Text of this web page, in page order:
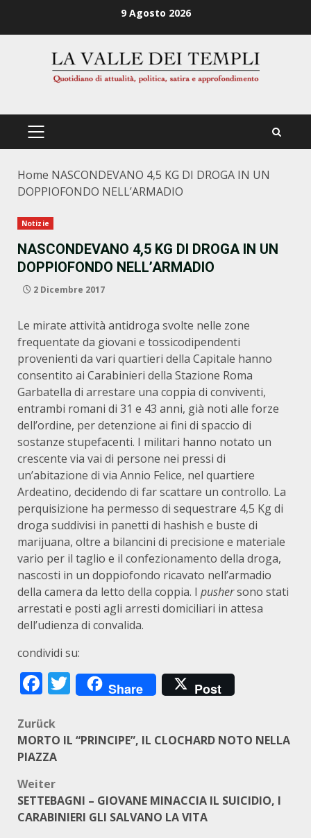
9 Agosto 2026
PRIMÄRES
Home NASCONDEVANO 4,5 KG DI DROGA IN UN
DOPPIOFONDO NELL’ARMADIO
Notizie
NASCONDEVANO 4,5 KG DI DROGA IN UN
DOPPIOFONDO NELL’ARMADIO
2 Dicembre 2017
Le mirate attività antidroga svolte nelle zone
frequentate da giovani e tossicodipendenti
provenienti da vari quartieri della Capitale hanno
consentito ai Carabinieri della Stazione Roma
Garbatella di arrestare una coppia di conviventi,
entrambi romani di 31 e 43 anni, già noti alle forze
dell’ordine, per detenzione ai fini di spaccio di
sostanze stupefacenti. I militari hanno notato un
crescente via vai di persone nei pressi di
un’abitazione di via Annio Felice, nel quartiere
Ardeatino, decidendo di far scattare un controllo. La
perquisizione ha permesso di sequestrare 4,5 Kg di
droga suddivisi in panetti di hashish e buste di
marijuana, oltre a bilancini di precisione e materiale
vario per il taglio e il confezionamento della droga,
nascosti in un doppiofondo ricavato nell’armadio
della camera da letto della coppia. I pushersono stati
arrestati e posti agli arresti domiciliari in attesa
dell’udienza di convalida.
condividi su:
Facebook
Twitter
Share Post
Beitragsnavigation
Zurück
MORTO IL “PRINCIPE”, IL CLOCHARD NOTO NELLA
PIAZZA
Weiter
SETTEBAGNI – GIOVANE MINACCIA IL SUICIDIO, I
CARABINIERI GLI SALVANO LA VITA